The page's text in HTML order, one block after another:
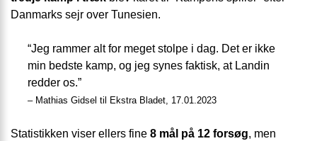
Danmarks sejr over Tunesien.
“Jeg rammer alt for meget stolpe i dag. Det er ikke
min bedste kamp, og jeg synes faktisk, at Landin
redder os.”
– Mathias Gidsel til Ekstra Bladet, 17.01.2023
Statistikken viser ellers fine 8 mål på 12 forsøg, men